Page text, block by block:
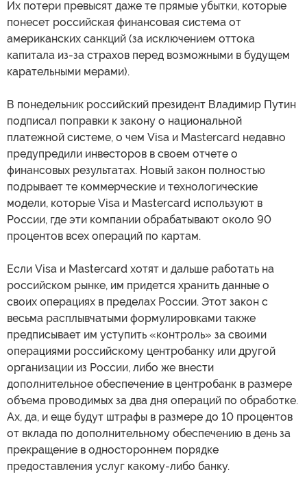
Их потери превысят даже те прямые убытки, которые
понесет российская финансовая система от
американских санкций (за исключением оттока
капитала из-за страхов перед возможными в будущем
карательными мерами).
В понедельник российский президент Владимир Путин
подписал поправки к закону о национальной
платежной системе, о чем Visa и Mastercard недавно
предупредили инвесторов в своем отчете о
финансовых результатах. Новый закон полностью
подрывает те коммерческие и технологические
модели, которые Visa и Mastercard используют в
России, где эти компании обрабатывают около 90
процентов всех операций по картам.
Если Visa и Mastercard хотят и дальше работать на
российском рынке, им придется хранить данные о
своих операциях в пределах России. Этот закон с
весьма расплывчатыми формулировками также
предписывает им уступить «контроль» за своими
операциями российскому центробанку или другой
организации из России, либо же внести
дополнительное обеспечение в центробанк в размере
объема проводимых за два дня операций по обработке.
Ах, да, и еще будут штрафы в размере до 10 процентов
от вклада по дополнительному обеспечению в день за
прекращение в одностороннем порядке
предоставления услуг какому-либо банку.